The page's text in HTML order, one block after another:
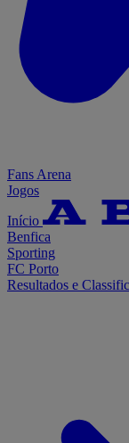
Fans Arena
Jogos
Início
Benfica
Sporting
FC Porto
Resultados e